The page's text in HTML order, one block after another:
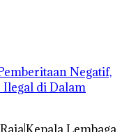
Negatif,
Ilegal di Dalam